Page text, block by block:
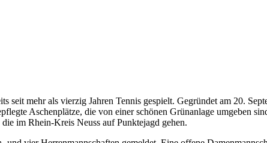
mehr als vierzig Jahren Tennis gespielt. Gegründet am 20.
Aschenplätze, die von einer schönen Grünanlage umgeben
im Rhein-Kreis Neuss auf Punktejagd gehen.